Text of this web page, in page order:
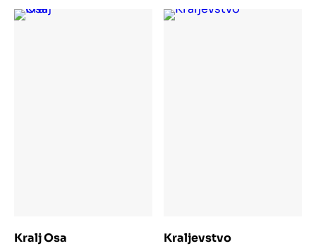
bila
je:
je:
26,99 €.
Kralj Osa Kraljevstvo